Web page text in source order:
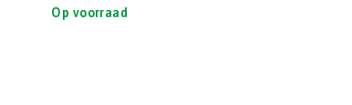
Op voorraad